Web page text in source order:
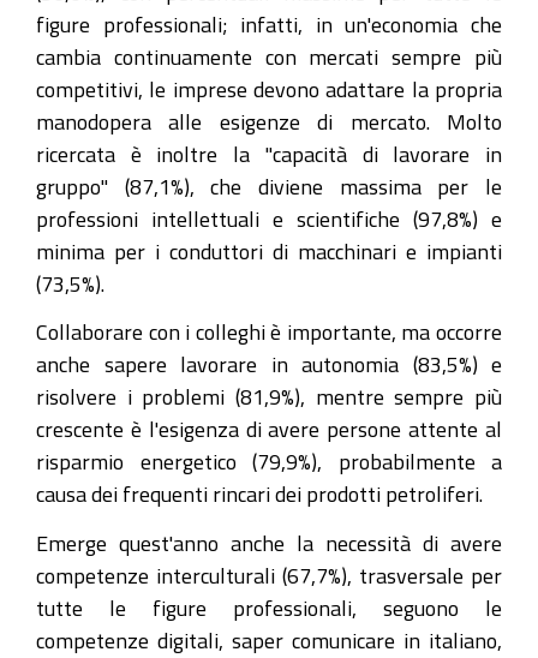
figure professionali; infatti, in un'economia che
cambia continuamente con mercati sempre più
competitivi, le imprese devono adattare la propria
manodopera alle esigenze di mercato. Molto
ricercata è inoltre la "capacità di lavorare in
gruppo" (87,1%), che diviene massima per le
professioni intellettuali e scientifiche (97,8%) e
minima per i conduttori di macchinari e impianti
(73,5%).
Collaborare con i colleghi è importante, ma occorre
anche sapere lavorare in autonomia (83,5%) e
risolvere i problemi (81,9%), mentre sempre più
crescente è l'esigenza di avere persone attente al
risparmio energetico (79,9%), probabilmente a
causa dei frequenti rincari dei prodotti petroliferi.
Emerge quest'anno anche la necessità di avere
competenze interculturali (67,7%), trasversale per
tutte le figure professionali, seguono le
competenze digitali, saper comunicare in italiano,